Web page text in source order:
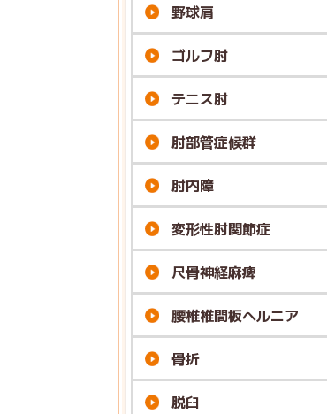
野球肩
ゴルフ肘
テニス肘
肘部管症候群
肘内障
変形性肘関節症
尺骨神経麻痺
腰椎椎間板ヘルニア
骨折
脱臼